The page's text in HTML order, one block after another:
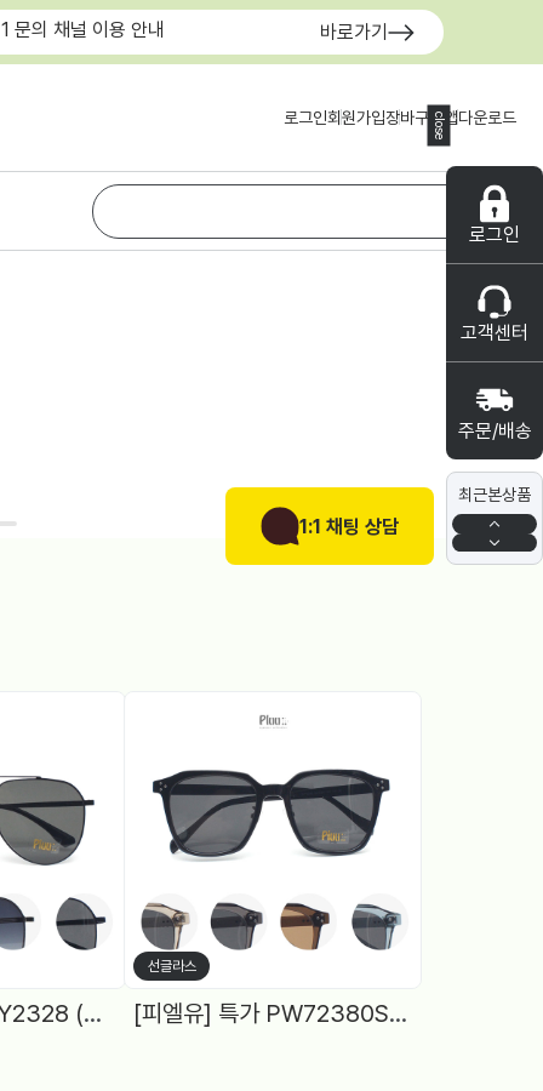
close
로그인
고객센터
주문/배송
최근본상품
1:1 채팅 상담
문의 채널 이용 안내 바로가기
로그인회원가입장바구니앱다운로드
[피엘유] 특가 PLY2328 (57) 보잉, 4Color
선글라스
[피엘유] 특가 PW72380S (54) 뿔테 다각, 편광, 5Color